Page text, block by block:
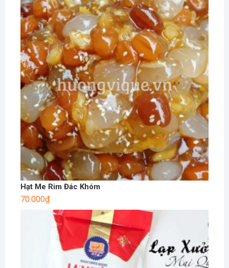
Hạt Me Rim Đác Khóm
70.000₫